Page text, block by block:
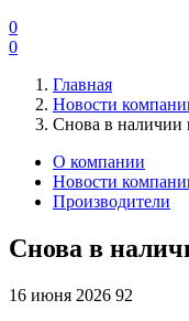
0
0
Главная
Новости
Снова в наличии
О компании
Новости
Производители
Снова в
16 июня 2026 92